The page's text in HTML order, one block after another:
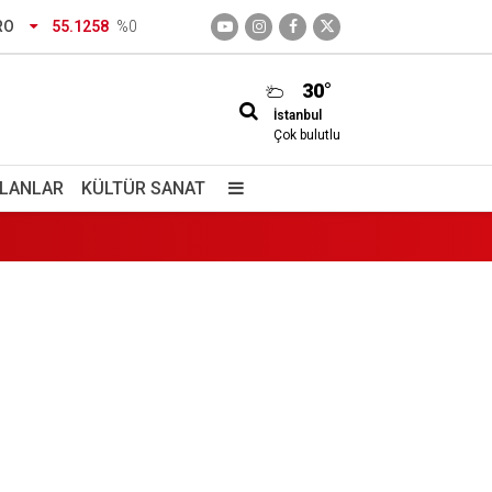
55.1258 %0
30°
İstanbul
Çok bulutlu
KÜLTÜR SANAT
dövecek misin?